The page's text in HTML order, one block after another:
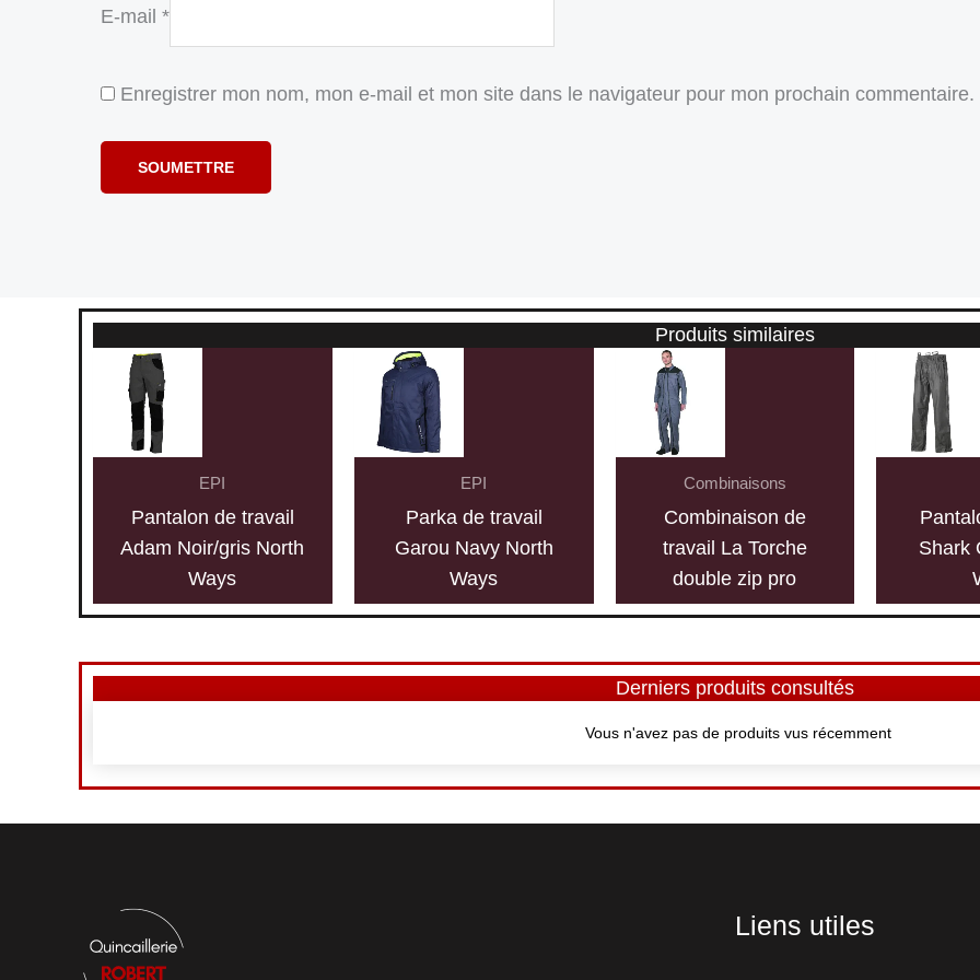
E-mail *
Enregistrer mon nom, mon e-mail et mon site dans le navigateur pour mon prochain commentaire.
Produits similaires
EPI
Pantalon de travail
Adam Noir/gris North
Ways
EPI
Parka de travail
Garou Navy North
Ways
Combinaisons
Combinaison de
travail La Torche
double zip pro
Shark
Derniers produits consultés
Vous n'avez pas de produits vus récemment
Liens utiles